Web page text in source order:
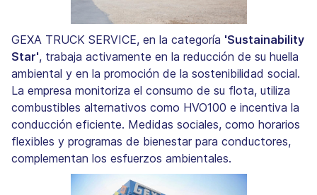
GEXA TRUCK SERVICE, en la categoría 'Sustainability
Star', trabaja activamente en la reducción de su huella
ambiental y en la promoción de la sostenibilidad social.
La empresa monitoriza el consumo de su flota, utiliza
combustibles alternativos como HVO100 e incentiva la
conducción eficiente. Medidas sociales, como horarios
flexibles y programas de bienestar para conductores,
complementan los esfuerzos ambientales.